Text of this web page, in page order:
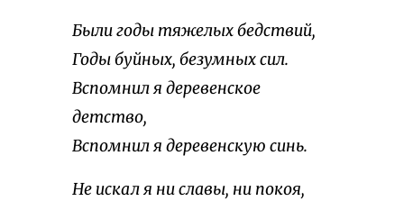
Были годы тяжелых бедствий,
Годы буйных, безумных сил.
Вспомнил я деревенское
детство,
Вспомнил я деревенскую синь.
Не искал я ни славы, ни покоя,